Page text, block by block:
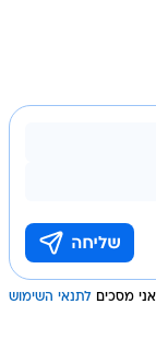
מסכים לתנאי השימוש